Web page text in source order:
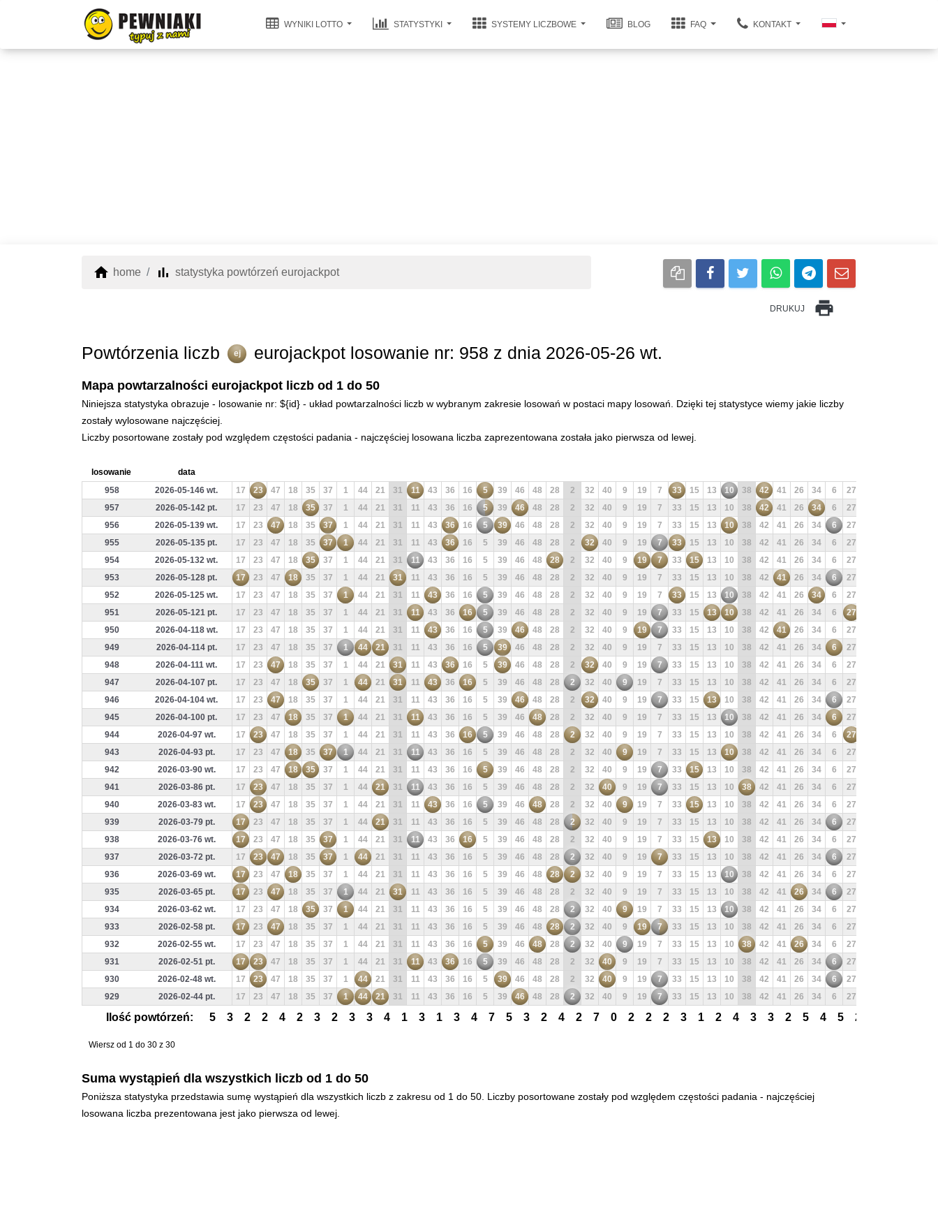
WYNIKI LOTTO STATYSTYKI SYSTEMY LICZBOWE BLOG FAQ KONTAKT
home home bar_chart statystyka powtórzeń eurojackpot
DRUKUJ print
Powtórzenia liczb ej eurojackpot losowanie nr: 958 z dnia 2026-05-26 wt.
Mapa powtarzalności eurojackpot liczb od 1 do 50
Niniejsza statystyka obrazuje - losowanie nr: ${id} - układ powtarzalności liczb w wybranym zakresie losowań w postaci mapy losowań. Dzięki tej statystyce wiemy jakie liczby
zostały wylosowane najczęściej.
Liczby posortowane zostały pod względem częstości padania - najczęściej losowana liczba zaprezentowana została jako pierwsza od lewej.
losowanie
data
958
2026-05-146 wt. 17 23 47 18 35 37 1 44 21 31 11 43 36 16 5 39 46 48 28 2 32 40 9 19 7 33 15 13 10 38 42 41 26 34 6 27
957
2026-05-142 pt. 17 23 47 18 35 37 1 44 21 31 11 43 36 16 5 39 46 48 28 2 32 40 9 19 7 33 15 13 10 38 42 41 26 34 6 27
956
2026-05-139 wt. 17 23 47 18 35 37 1 44 21 31 11 43 36 16 5 39 46 48 28 2 32 40 9 19 7 33 15 13 10 38 42 41 26 34 6 27
955
2026-05-135 pt. 17 23 47 18 35 37 1 44 21 31 11 43 36 16 5 39 46 48 28 2 32 40 9 19 7 33 15 13 10 38 42 41 26 34 6 27
954
2026-05-132 wt. 17 23 47 18 35 37 1 44 21 31 11 43 36 16 5 39 46 48 28 2 32 40 9 19 7 33 15 13 10 38 42 41 26 34 6 27
953
2026-05-128 pt. 17 23 47 18 35 37 1 44 21 31 11 43 36 16 5 39 46 48 28 2 32 40 9 19 7 33 15 13 10 38 42 41 26 34 6 27
952
2026-05-125 wt. 17 23 47 18 35 37 1 44 21 31 11 43 36 16 5 39 46 48 28 2 32 40 9 19 7 33 15 13 10 38 42 41 26 34 6 27
951
2026-05-121 pt. 17 23 47 18 35 37 1 44 21 31 11 43 36 16 5 39 46 48 28 2 32 40 9 19 7 33 15 13 10 38 42 41 26 34 6 27
950
2026-04-118 wt. 17 23 47 18 35 37 1 44 21 31 11 43 36 16 5 39 46 48 28 2 32 40 9 19 7 33 15 13 10 38 42 41 26 34 6 27
949
2026-04-114 pt. 17 23 47 18 35 37 1 44 21 31 11 43 36 16 5 39 46 48 28 2 32 40 9 19 7 33 15 13 10 38 42 41 26 34 6 27
948
2026-04-111 wt. 17 23 47 18 35 37 1 44 21 31 11 43 36 16 5 39 46 48 28 2 32 40 9 19 7 33 15 13 10 38 42 41 26 34 6 27
947
2026-04-107 pt. 17 23 47 18 35 37 1 44 21 31 11 43 36 16 5 39 46 48 28 2 32 40 9 19 7 33 15 13 10 38 42 41 26 34 6 27
946
2026-04-104 wt. 17 23 47 18 35 37 1 44 21 31 11 43 36 16 5 39 46 48 28 2 32 40 9 19 7 33 15 13 10 38 42 41 26 34 6 27
945
2026-04-100 pt. 17 23 47 18 35 37 1 44 21 31 11 43 36 16 5 39 46 48 28 2 32 40 9 19 7 33 15 13 10 38 42 41 26 34 6 27
944
2026-04-97 wt. 17 23 47 18 35 37 1 44 21 31 11 43 36 16 5 39 46 48 28 2 32 40 9 19 7 33 15 13 10 38 42 41 26 34 6 27
943
2026-04-93 pt. 17 23 47 18 35 37 1 44 21 31 11 43 36 16 5 39 46 48 28 2 32 40 9 19 7 33 15 13 10 38 42 41 26 34 6 27
942
2026-03-90 wt. 17 23 47 18 35 37 1 44 21 31 11 43 36 16 5 39 46 48 28 2 32 40 9 19 7 33 15 13 10 38 42 41 26 34 6 27
941
2026-03-86 pt. 17 23 47 18 35 37 1 44 21 31 11 43 36 16 5 39 46 48 28 2 32 40 9 19 7 33 15 13 10 38 42 41 26 34 6 27
940
2026-03-83 wt. 17 23 47 18 35 37 1 44 21 31 11 43 36 16 5 39 46 48 28 2 32 40 9 19 7 33 15 13 10 38 42 41 26 34 6 27
939
2026-03-79 pt. 17 23 47 18 35 37 1 44 21 31 11 43 36 16 5 39 46 48 28 2 32 40 9 19 7 33 15 13 10 38 42 41 26 34 6 27
938
2026-03-76 wt. 17 23 47 18 35 37 1 44 21 31 11 43 36 16 5 39 46 48 28 2 32 40 9 19 7 33 15 13 10 38 42 41 26 34 6 27
937
2026-03-72 pt. 17 23 47 18 35 37 1 44 21 31 11 43 36 16 5 39 46 48 28 2 32 40 9 19 7 33 15 13 10 38 42 41 26 34 6 27
936
2026-03-69 wt. 17 23 47 18 35 37 1 44 21 31 11 43 36 16 5 39 46 48 28 2 32 40 9 19 7 33 15 13 10 38 42 41 26 34 6 27
935
2026-03-65 pt. 17 23 47 18 35 37 1 44 21 31 11 43 36 16 5 39 46 48 28 2 32 40 9 19 7 33 15 13 10 38 42 41 26 34 6 27
934
2026-03-62 wt. 17 23 47 18 35 37 1 44 21 31 11 43 36 16 5 39 46 48 28 2 32 40 9 19 7 33 15 13 10 38 42 41 26 34 6 27
933
2026-02-58 pt. 17 23 47 18 35 37 1 44 21 31 11 43 36 16 5 39 46 48 28 2 32 40 9 19 7 33 15 13 10 38 42 41 26 34 6 27
932
2026-02-55 wt. 17 23 47 18 35 37 1 44 21 31 11 43 36 16 5 39 46 48 28 2 32 40 9 19 7 33 15 13 10 38 42 41 26 34 6 27
931
2026-02-51 pt. 17 23 47 18 35 37 1 44 21 31 11 43 36 16 5 39 46 48 28 2 32 40 9 19 7 33 15 13 10 38 42 41 26 34 6 27
930
2026-02-48 wt. 17 23 47 18 35 37 1 44 21 31 11 43 36 16 5 39 46 48 28 2 32 40 9 19 7 33 15 13 10 38 42 41 26 34 6 27
929
2026-02-44 pt. 17 23 47 18 35 37 1 44 21 31 11 43 36 16 5 39 46 48 28 2 32 40 9 19 7 33 15 13 10 38 42 41 26 34 6 27
Ilość powtórzeń: 5 3 2 2 4 2 3 2 3 3 4 1 3 1 3 4 7 5 3 2 4 2 7 0 2 2 2 3 1 2 4 3 3 2 5 4 5 2
Wiersz od 1 do 30 z 30
Suma wystąpień dla wszystkich liczb od 1 do 50
Poniższa statystyka przedstawia sumę wystąpień dla wszystkich liczb z zakresu od 1 do 50. Liczby posortowane zostały pod względem częstości padania - najczęściej
losowana liczba prezentowana jest jako pierwsza od lewej.